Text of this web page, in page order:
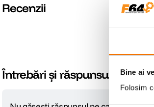
Bine ai
Folosim
Recenzii
Întrebări și răspunsuri